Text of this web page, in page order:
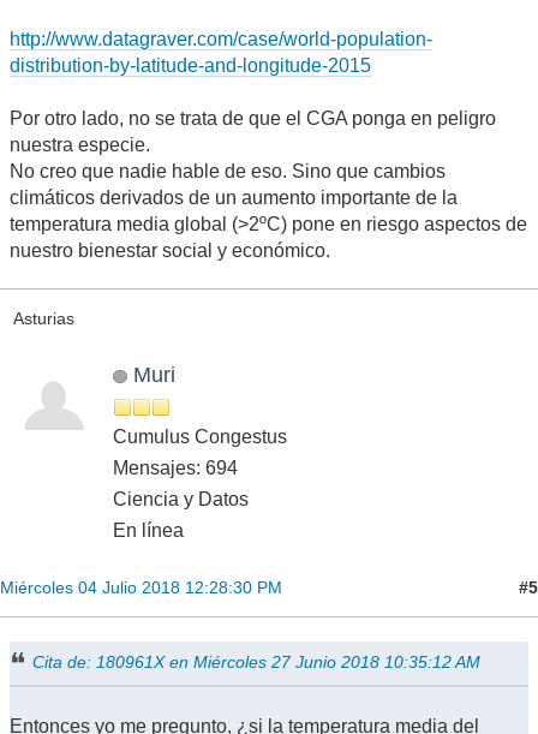
http://www.datagraver.com/case/world-population-
distribution-by-latitude-and-longitude-2015
Por otro lado, no se trata de que el CGA ponga en peligro
nuestra especie.
No creo que nadie hable de eso. Sino que cambios
climáticos derivados de un aumento importante de la
temperatura media global (>2ºC) pone en riesgo aspectos de
nuestro bienestar social y económico.
Asturias
Muri
Cumulus Congestus
Mensajes: 694
Ciencia y Datos
En línea
Miércoles 04 Julio 2018 12:28:30 PM #5
Cita de: 180961X en Miércoles 27 Junio 2018 10:35:12 AM
Entonces yo me pregunto, ¿si la temperatura media del